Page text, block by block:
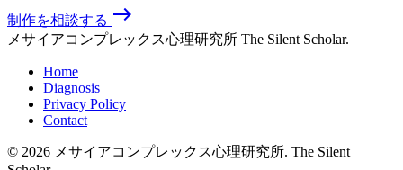
制作を相談する east
メサイアコンプレックス心理研究所 The Silent Scholar.
Home
Diagnosis
Privacy Policy
Contact
© 2026 メサイアコンプレックス心理研究所. The Silent